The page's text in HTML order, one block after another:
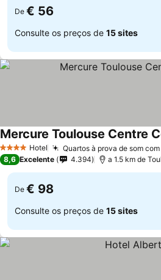
De € 56
Consulte os preços de 15 sites
4 EstrelasHotel
Mercure Toulouse Centre
8,6 Excelente 4.394 a 1.5 km de
De € 98
Consulte os preços de 15 sites